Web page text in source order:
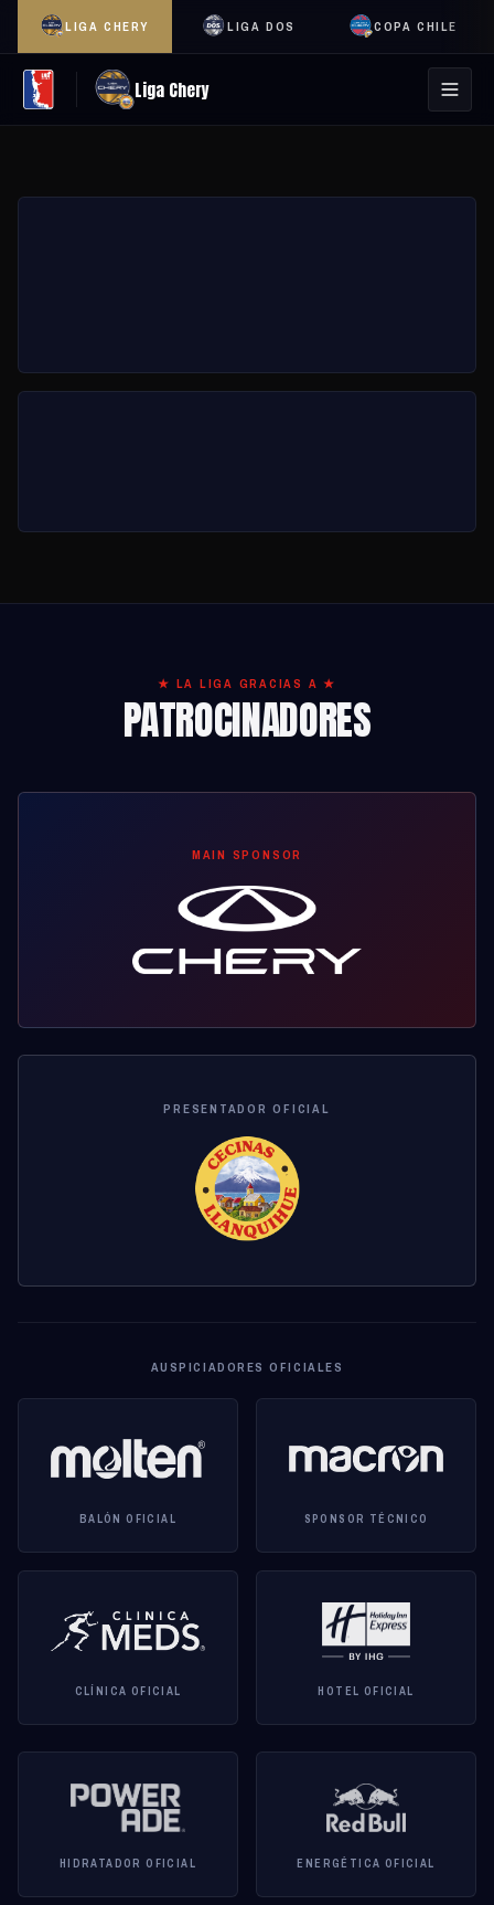
LIGA CHERY LIGA DOS COPA CHILE
Liga Chery
★ LA LIGA GRACIAS A ★
PATROCINADORES
MAIN SPONSOR
PRESENTADOR OFICIAL
AUSPICIADORES OFICIALES
BALÓN OFICIAL SPONSOR TÉCNICO
CLÍNICA OFICIAL HOTEL OFICIAL
HIDRATADOR OFICIAL ENERGÉTICA OFICIAL